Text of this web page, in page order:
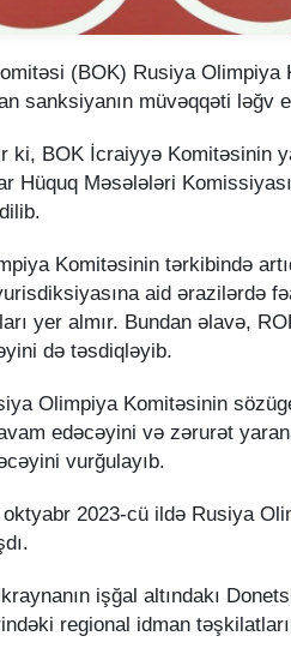
(BOK) Rusiya Olimpiya
sanksiyanın müvəqqəti ləğv
ki, BOK İcraiyyə Komitəsinin
Hüquq Məsələləri
Komitəsinin tərkibində
aid ərazilərdə
yer almır. Bundan əlavə,
də təsdiqləyib.
Olimpiya Komitəsinin
edəcəyini və zərurət
vurğulayıb.
2023-cü ildə Rusiya
işğal altındakı
regional idman